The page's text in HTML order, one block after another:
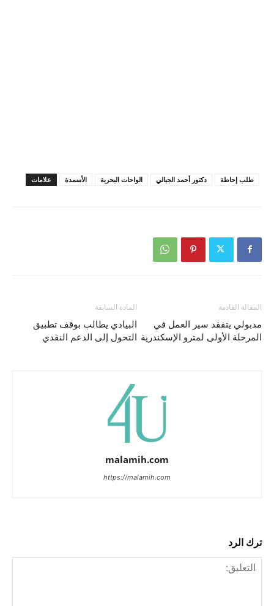
علامات الأسمدة الواحات البحرية دكتور أحمد الجبالي طلب إحاطة
المادة السابقة
البيادي يطالب بوقف تطبيق
التحول إلى الدعم النقدي
المقالة القادمة
مدبولي يتفقد سير العمل في
المرحلة الأولى لمترو الإسكندرية
malamih.com
https://malamih.com
ترك الرد